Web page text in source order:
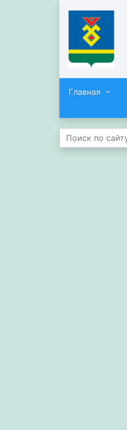
Главная